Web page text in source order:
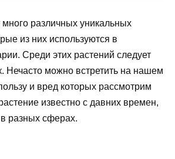
много различных уникальных
из них используются в
Среди этих растений следует
Нечасто можно встретить на нашем
и вред которых рассмотрим
известно с давних времен,
разных сферах.